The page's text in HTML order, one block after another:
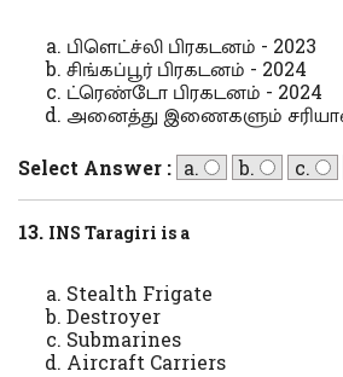
பிளெட்ச்லி பிரகடனம் - 2023
சிங்கப்பூர் பிரகடனம் - 2024
ட்ரெண்டோ பிரகடனம் - 2024
அனைத்து இணைகளும்
Select Answer : a. b. c.
13. INS Taragiri is a
Stealth Frigate
Destroyer
Submarines
Aircraft Carriers